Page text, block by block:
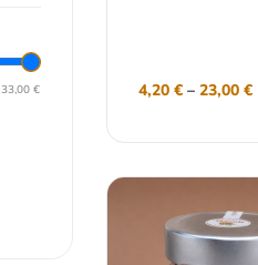
33,00 € 4,20 € – 23,00 €